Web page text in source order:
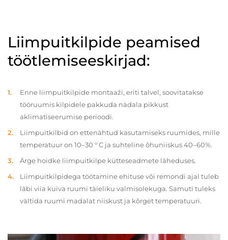
Liimpuitkilpide peamised
töötlemiseeskirjad:
Enne liimpuitkilpide montaaži, eriti talvel, soovitatakse
tööruumis kilpidele pakkuda nädala pikkust
aklimatiseerumise perioodi.
Liimpuitkilbid on ettenähtud kasutamiseks ruumides, mille
temperatuur on 10–30 ° C ja suhteline õhuniiskus 40–60%.
Ärge hoidke liimpuitkilpe kütteseadmete läheduses.
Liimpuitkilpidega töötamine ehituse või remondi ajal tuleb
läbi viia kuiva ruumi täieliku valmisolekuga. Samuti tuleks
vältida ruumi madalat niiskust ja kõrget temperatuuri.